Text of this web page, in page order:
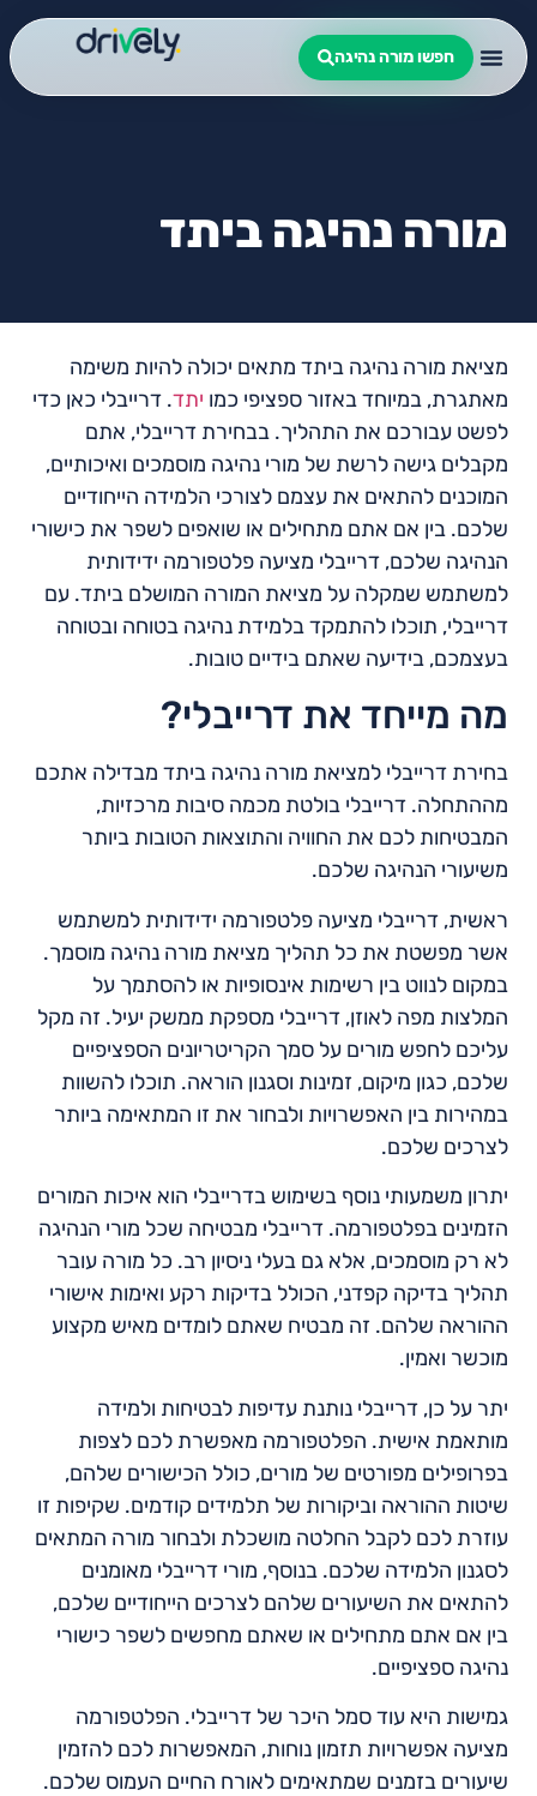
חפשו מורה נהיגה
מורה נהיגה ביתד
מציאת מורה נהיגה ביתד מתאים יכולה להיות משימה
מאתגרת, במיוחד באזור ספציפי כמו יתד. דרייבלי כאן כדי
לפשט עבורכם את התהליך. בבחירת דרייבלי, אתם
מקבלים גישה לרשת של מורי נהיגה מוסמכים ואיכותיים,
המוכנים להתאים את עצמם לצורכי הלמידה הייחודיים
שלכם. בין אם אתם מתחילים או שואפים לשפר את כישורי
הנהיגה שלכם, דרייבלי מציעה פלטפורמה ידידותית
למשתמש שמקלה על מציאת המורה המושלם ביתד. עם
דרייבלי, תוכלו להתמקד בלמידת נהיגה בטוחה ובטוחה
בעצמכם, בידיעה שאתם בידיים טובות.
מה מייחד את דרייבלי?
בחירת דרייבלי למציאת מורה נהיגה ביתד מבדילה אתכם
מההתחלה. דרייבלי בולטת מכמה סיבות מרכזיות,
המבטיחות לכם את החוויה והתוצאות הטובות ביותר
משיעורי הנהיגה שלכם.
ראשית, דרייבלי מציעה פלטפורמה ידידותית למשתמש
אשר מפשטת את כל תהליך מציאת מורה נהיגה מוסמך.
במקום לנווט בין רשימות אינסופיות או להסתמך על
המלצות מפה לאוזן, דרייבלי מספקת ממשק יעיל. זה מקל
עליכם לחפש מורים על סמך הקריטריונים הספציפיים
שלכם, כגון מיקום, זמינות וסגנון הוראה. תוכלו להשוות
במהירות בין האפשרויות ולבחור את זו המתאימה ביותר
לצרכים שלכם.
יתרון משמעותי נוסף בשימוש בדרייבלי הוא איכות המורים
הזמינים בפלטפורמה. דרייבלי מבטיחה שכל מורי הנהיגה
לא רק מוסמכים, אלא גם בעלי ניסיון רב. כל מורה עובר
תהליך בדיקה קפדני, הכולל בדיקות רקע ואימות אישורי
ההוראה שלהם. זה מבטיח שאתם לומדים מאיש מקצוע
מוכשר ואמין.
יתר על כן, דרייבלי נותנת עדיפות לבטיחות ולמידה
מותאמת אישית. הפלטפורמה מאפשרת לכם לצפות
בפרופילים מפורטים של מורים, כולל הכישורים שלהם,
שיטות ההוראה וביקורות של תלמידים קודמים. שקיפות זו
עוזרת לכם לקבל החלטה מושכלת ולבחור מורה המתאים
לסגנון הלמידה שלכם. בנוסף, מורי דרייבלי מאומנים
להתאים את השיעורים שלהם לצרכים הייחודיים שלכם,
בין אם אתם מתחילים או שאתם מחפשים לשפר כישורי
נהיגה ספציפיים.
גמישות היא עוד סמל היכר של דרייבלי. הפלטפורמה
מציעה אפשרויות תזמון נוחות, המאפשרות לכם להזמין
שיעורים בזמנים שמתאימים לאורח החיים העמוס שלכם.